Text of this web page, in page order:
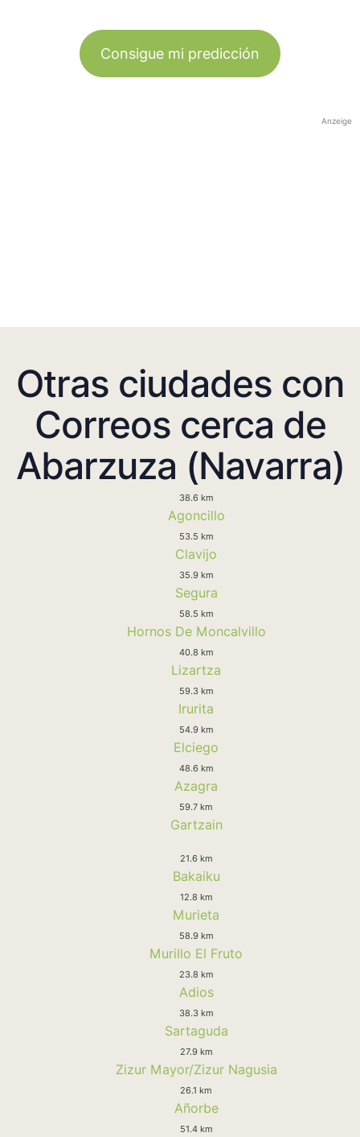
Consigue mi predicción
Anzeige
Otras ciudades con
Correos cerca de
Abarzuza (Navarra)
38.6 km
Agoncillo
53.5 km
Clavijo
35.9 km
Segura
58.5 km
Hornos De Moncalvillo
40.8 km
Lizartza
59.3 km
Irurita
54.9 km
Elciego
48.6 km
Azagra
59.7 km
Gartzain
21.6 km
Bakaiku
12.8 km
Murieta
58.9 km
Murillo El Fruto
23.8 km
Adios
38.3 km
Sartaguda
27.9 km
Zizur Mayor/Zizur Nagusia
26.1 km
Añorbe
51.4 km